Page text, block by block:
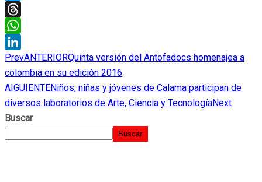
Twitter
Threads
WhatsApp
LinkedIn
PrevANTERIORQuinta versión del Antofadocs homenajea a
colombia en su edición 2016
AIGUIENTENiños, niñas y jóvenes de Calama participan de
diversos laboratorios de Arte, Ciencia y TecnologíaNext
Buscar
Buscar